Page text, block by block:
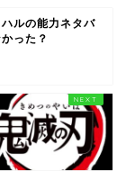
ハルの能力ネタバ
った？